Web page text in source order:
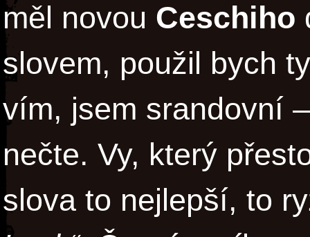
měl novou Ceschiho
slovem, použil bych
vím, jsem srandovní
nečte. Vy, který
slova to nejlepší, to